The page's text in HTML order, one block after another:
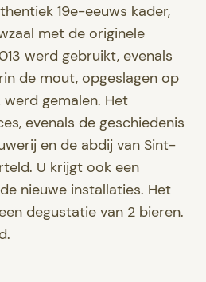
19e-eeuws kader,
met de originele
werd gebruikt, evenals
de mout, opgeslagen op
gemalen. Het
evenals de geschiedenis
en de abdij van Sint-
U krijgt ook een
nieuwe installaties. Het
degustatie van 2 bieren.